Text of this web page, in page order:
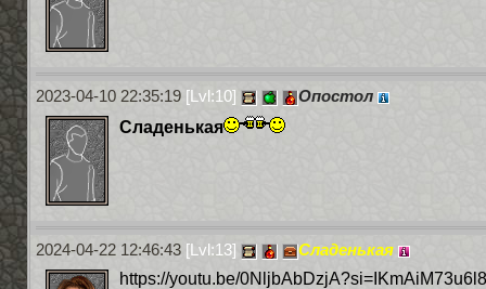
2023-04-10 22:35:19[Lvl:10]
Опостол
Сладенькая
2024-04-22 12:46:43[Lvl:13]
Сладенькая
https://youtu.be/